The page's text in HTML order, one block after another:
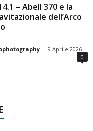
– Abell 370 e la
dell’Arco
- 9 Aprile 2026
0